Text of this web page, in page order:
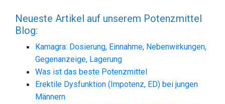
Neueste Artikel auf unserem Potenzmittel
Blog:
Kamagra: Dosierung, Einnahme, Nebenwirkungen,
Gegenanzeige, Lagerung
Was ist das beste Potenzmittel
Erektile Dysfunktion (Impotenz, ED) bei jungen
Männern